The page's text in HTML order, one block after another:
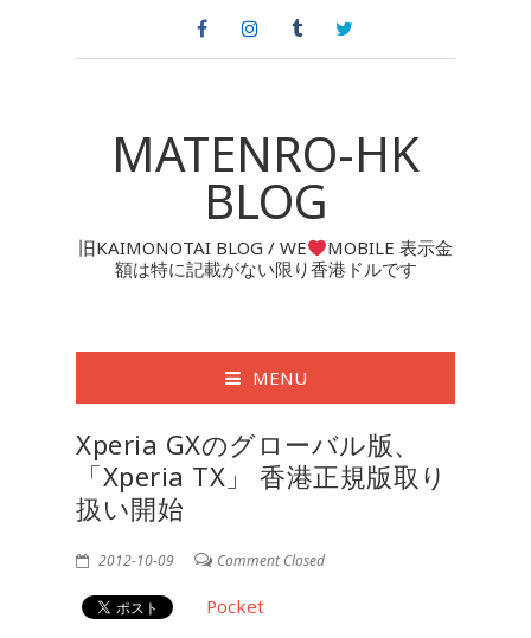
MATENRO-HK
BLOG
旧KAIMONOTAI BLOG / WE
MOBILE 表示金
額は特に記載がない限り香港ドルです
MENU
Xperia GXのグローバル版、
「Xperia TX」 香港正規版取り
扱い開始
2012-10-09 Comment Closed
Pocket